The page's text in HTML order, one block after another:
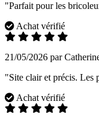
"Parfait pour les
Achat vérifié
21/05/2026 par
"Site clair et précis. Les
Achat vérifié